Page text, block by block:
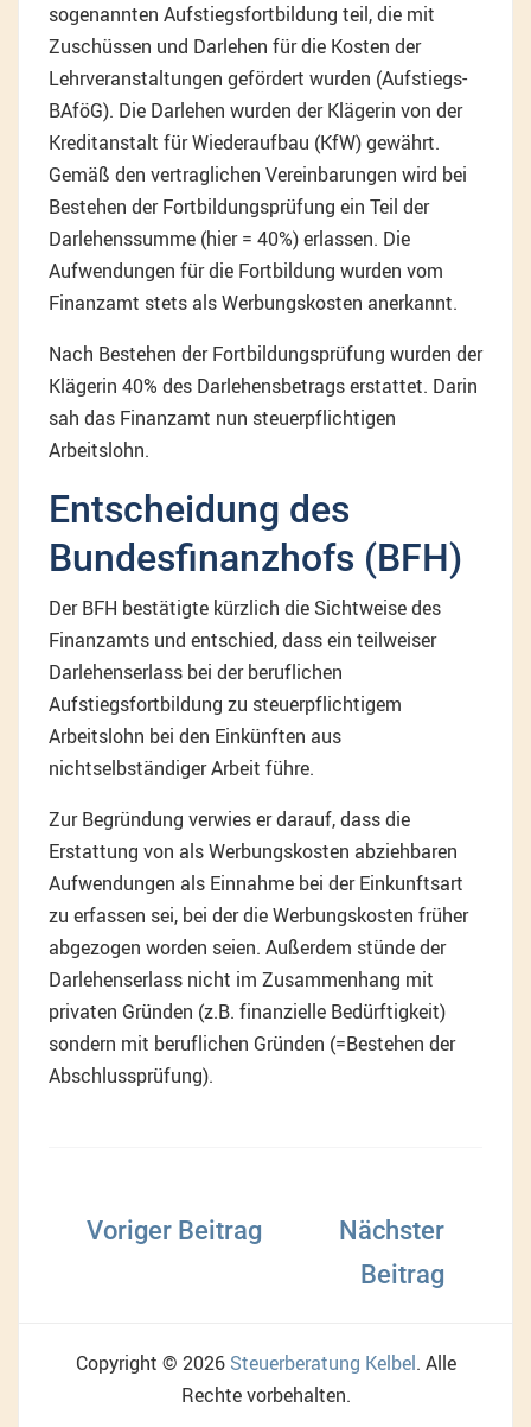
sogenannten Aufstiegsfortbildung teil, die mit
Zuschüssen und Darlehen für die Kosten der
Lehrveranstaltungen gefördert wurden (Aufstiegs-
BAföG). Die Darlehen wurden der Klägerin von der
Kreditanstalt für Wiederaufbau (KfW) gewährt.
Gemäß den vertraglichen Vereinbarungen wird bei
Bestehen der Fortbildungsprüfung ein Teil der
Darlehenssumme (hier = 40%) erlassen. Die
Aufwendungen für die Fortbildung wurden vom
Finanzamt stets als Werbungskosten anerkannt.
Nach Bestehen der Fortbildungsprüfung wurden der
Klägerin 40% des Darlehensbetrags erstattet. Darin
sah das Finanzamt nun steuerpflichtigen
Arbeitslohn.
Entscheidung des
Bundesfinanzhofs (BFH)
Der BFH bestätigte kürzlich die Sichtweise des
Finanzamts und entschied, dass ein teilweiser
Darlehenserlass bei der beruflichen
Aufstiegsfortbildung zu steuerpflichtigem
Arbeitslohn bei den Einkünften aus
nichtselbständiger Arbeit führe.
Zur Begründung verwies er darauf, dass die
Erstattung von als Werbungskosten abziehbaren
Aufwendungen als Einnahme bei der Einkunftsart
zu erfassen sei, bei der die Werbungskosten früher
abgezogen worden seien. Außerdem stünde der
Darlehenserlass nicht im Zusammenhang mit
privaten Gründen (z.B. finanzielle Bedürftigkeit)
sondern mit beruflichen Gründen (=Bestehen der
Abschlussprüfung).
Copyright © 2026 Steuerberatung Kelbel. Alle
Rechte vorbehalten.